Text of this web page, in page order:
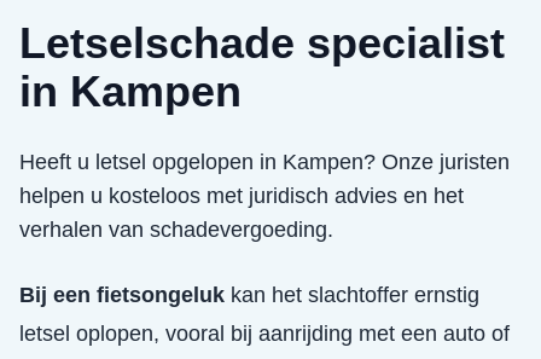
Letselschade specialist
in Kampen
Heeft u letsel opgelopen in Kampen? Onze juristen
helpen u kosteloos met juridisch advies en het
verhalen van schadevergoeding.
Bij een fietsongeluk kan het slachtoffer ernstig
letsel oplopen, vooral bij aanrijding met een auto of